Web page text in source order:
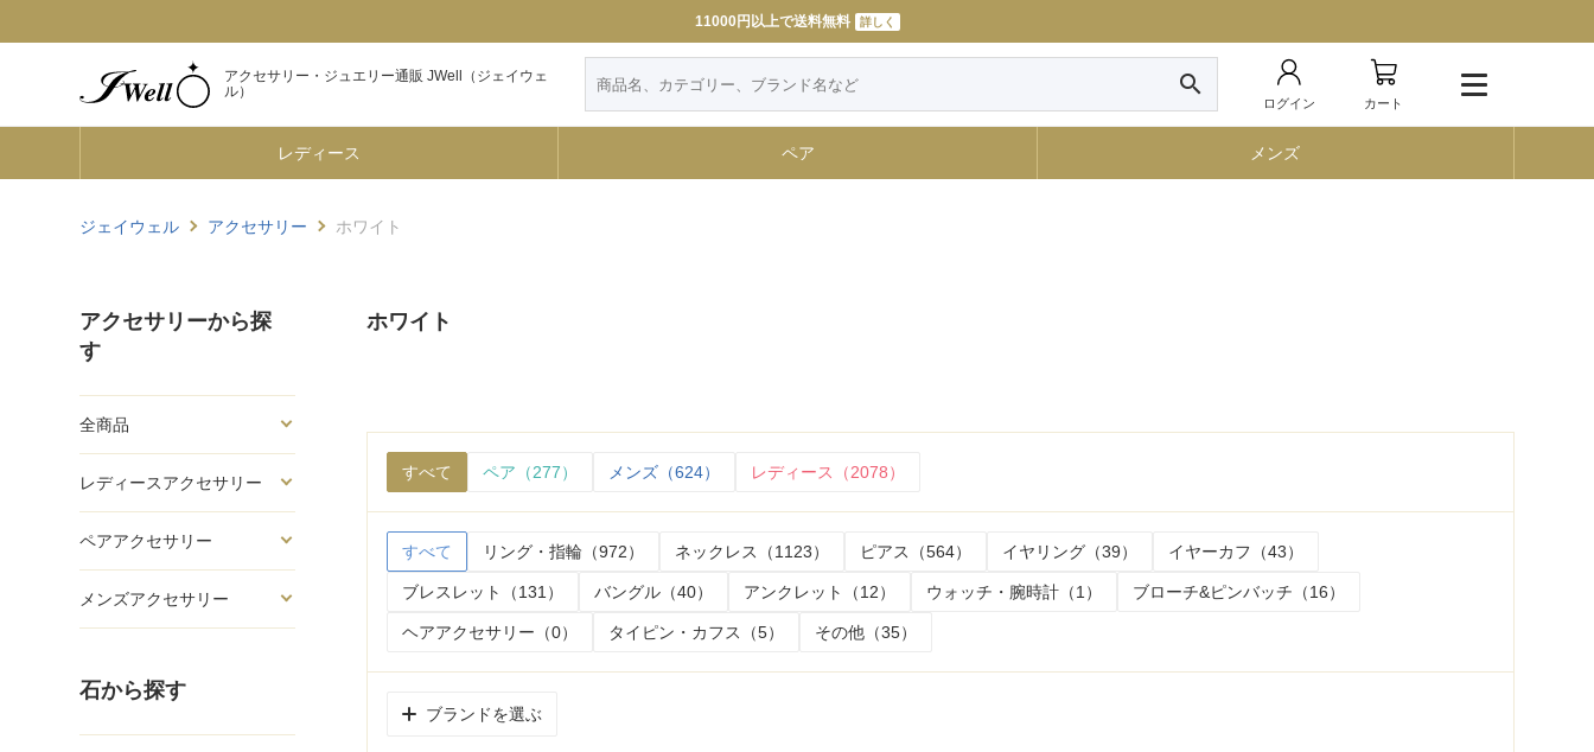
11000円以上で送料無料 詳しく
アクセサリー・ジュエリー通販 JWell（ジェイウェ
ル）
search
ログイン カート
レディース ペア メンズ
ジェイウェル アクセサリー ホワイト
アクセサリーから探
す
全商品
レディースアクセサリー
ペアアクセサリー
メンズアクセサリー
石から探す
ホワイト
すべて ペア（277） メンズ（624） レディース（2078）
すべて リング・指輪（972） ネックレス（1123） ピアス（564） イヤリング（39） イヤーカフ（43）
ブレスレット（131） バングル（40） アンクレット（12） ウォッチ・腕時計（1） ブローチ&ピンバッチ（16）
ヘアアクセサリー（0） タイピン・カフス（5） その他（35）
ブランドを選ぶ